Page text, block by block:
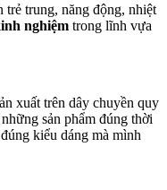
trung, năng động, nhiệt
nghiệm trong lĩnh vựa
xuất trên dây chuyền quy
sản phẩm đúng thời
kiểu dáng mà mình